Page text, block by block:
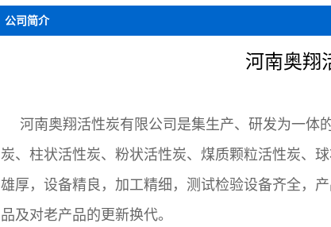
公司简介
河南奥翔
河南奥翔活性炭有限公司是集生产、研发为一体
炭、柱状活性炭、粉状活性炭、煤质颗粒活性炭、
雄厚，设备精良，加工精细，测试检验设备齐全，
品及对老产品的更新换代。